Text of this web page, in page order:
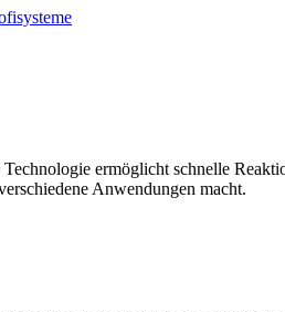
ermöglicht schnelle
Anwendungen macht.